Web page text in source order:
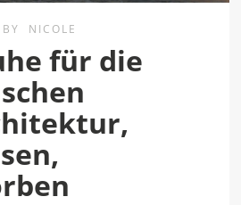
BY NICOLE
für die